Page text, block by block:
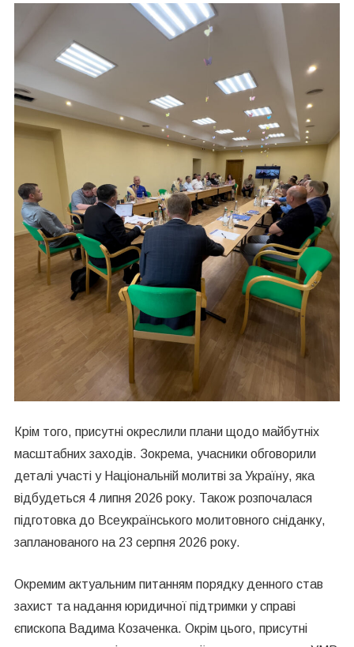
Крім того, присутні окреслили плани щодо майбутніх
масштабних заходів. Зокрема, учасники обговорили
деталі участі у Національній молитві за Україну, яка
відбудеться 4 липня 2026 року. Також розпочалася
підготовка до Всеукраїнського молитовного сніданку,
запланованого на 23 серпня 2026 року.
Окремим актуальним питанням порядку денного став
захист та надання юридичної підтримки у справі
єпископа Вадима Козаченка. Окрім цього, присутні